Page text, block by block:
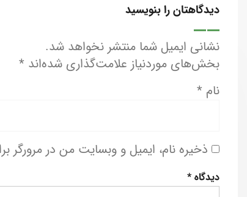
دیدگاهتان را بنویسید
نشانی ایمیل شما منتشر نخواهد شد.
بخش‌های موردنیاز علامت‌گذاری شده‌اند *
نام *
ذخیره نام، ایمیل و وبسایت من در مرورگر
دیدگاه*